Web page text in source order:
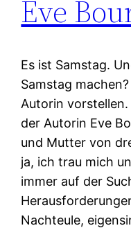
Eve
Es ist Samstag.
Samstag
Autorin
der Autorin Eve
und Mutter von
ja, ich trau mich
immer auf der
Nachteule,